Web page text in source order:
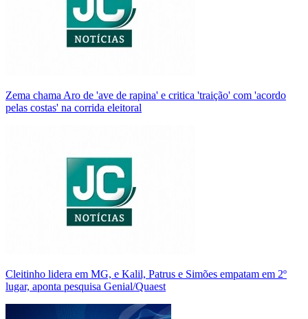
Zema chama Aro de 'ave de rapina' e critica 'traição' com 'acordo
pelas costas' na corrida eleitoral
Cleitinho lidera em MG, e Kalil, Patrus e Simões empatam em 2º
lugar, aponta pesquisa Genial/Quaest